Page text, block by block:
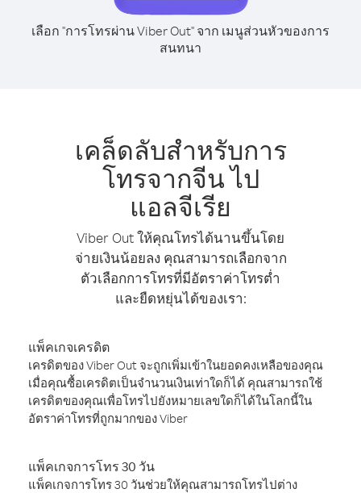
เลือก "การโทรผ่าน Viber Out" จาก เมนูส่วนหัวของการ
สนทนา
เคล็ดลับสำหรับการ
โทรจากจีน ไป
แอลจีเรีย
Viber Out ให้คุณโทรได้นานขึ้นโดย
จ่ายเงินน้อยลง คุณสามารถเลือกจาก
ตัวเลือกการโทรที่มีอัตราค่าโทรต่ำ
และยืดหยุ่นได้ของเรา:
แพ็คเกจเครดิต
เครดิตของ Viber Out จะถูกเพิ่มเข้าในยอดคงเหลือของคุณ
เมื่อคุณซื้อเครดิตเป็นจำนวนเงินเท่าใดก็ได้ คุณสามารถใช้
เครดิตของคุณเพื่อโทรไปยังหมายเลขใดก็ได้ในโลกนี้ใน
อัตราค่าโทรที่ถูกมากของ Viber
แพ็คเกจการโทร 30 วัน
แพ็คเกจการโทร 30 วันช่วยให้คุณสามารถโทรไปต่าง